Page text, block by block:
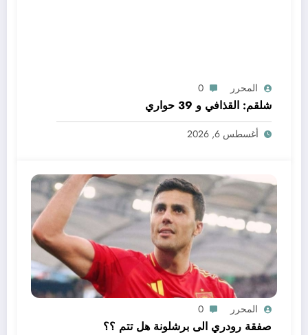
المحرر 0
شلقم: القذافي و 39 حواري
أغسطس 6, 2026
المحرر 0
صفقة رودري الى برشلونة هل تتم ؟؟